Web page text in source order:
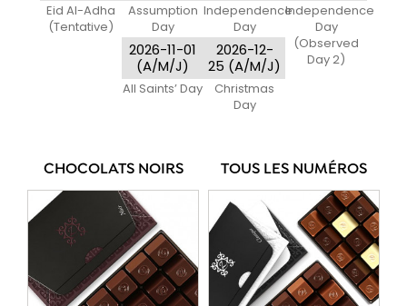
Eid Al-Adha
(Tentative)
Assumption
Day
Independence
Day
Independence
Day
(Observed
Day 2)
2026-11-01
(A/M/J)
All Saints’ Day
2026-12-
25 (A/M/J)
Christmas
Day
CHOCOLATS NOIRS TOUS LES NUMÉROS